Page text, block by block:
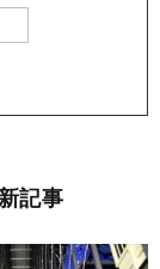
記事